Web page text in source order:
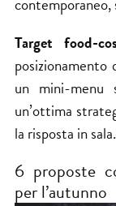
Target food-
un mini-menu
un’ottima
la risposta in sala.
6 proposte
per l’autunno